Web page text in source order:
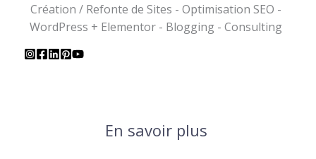
Création / Refonte de Sites - Optimisation SEO -
WordPress + Elementor - Blogging - Consulting
En savoir plus